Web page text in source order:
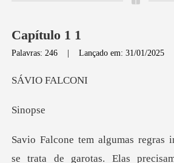
Capítulo 1 1
Palavras: 246 |Lançado em: 31/01/2025
O FA
no